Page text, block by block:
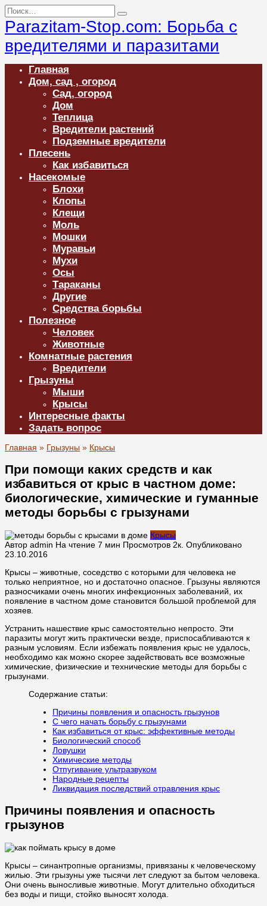
Перейти
к
содержанию
Search
for:
Parazitam-Stop.com: Борьба с
вредителями и паразитами
Главная
Дом, сад , огород
Сад, огород
Дом
Теплица
Вредители растений
Подземные вредители
Плесень
Как избавиться
Насекомые
Блохи
Клопы
Клещи
Моль
Мошки
Муравьи
Мухи
Осы
Тараканы
Другие
Средства борьбы
Полезное
Человек
Животные
Комнатные растения
Вредители
Грызуны
Мыши
Крысы
Интересные факты
Задать вопрос
Главная » Грызуны » Крысы
При помощи каких средств и как
избавиться от крыс в частном доме:
биологические, химические и гуманные
методы борьбы с грызунами
Крысы
Автор admin На чтение 7 мин Просмотров 2к. Опубликовано
23.10.2016
Крысы – животные, соседство с которыми для человека не
только неприятное, но и достаточно опасное. Грызуны являются
разносчиками очень многих инфекционных заболеваний, их
появление в частном доме становится большой проблемой для
хозяев.
Устранить нашествие крыс самостоятельно непросто. Эти
паразиты могут жить практически везде, приспосабливаются к
разным условиям. Если избежать появления крыс не удалось,
необходимо как можно скорее задействовать все возможные
химические, физические и технические методы для борьбы с
грызунами.
Содержание статьи:
Причины появления и опасность грызунов
С чего начать борьбу с грызунами
Как избавиться от крыс: эффективные методы
Биологический способ
Ловушки
Химические методы
Отпугивание ультразвуком
Народные рецепты
Ликвидация последствий отравления крыс
Причины появления и опасность
грызунов
Крысы – синантропные организмы, привязаны к человеческому
жилью. Эти грызуны уже тысячи лет следуют за бытом человека.
Они очень выносливые животные. Могут длительно обходиться
без воды и пищи, стойко выносят холода.